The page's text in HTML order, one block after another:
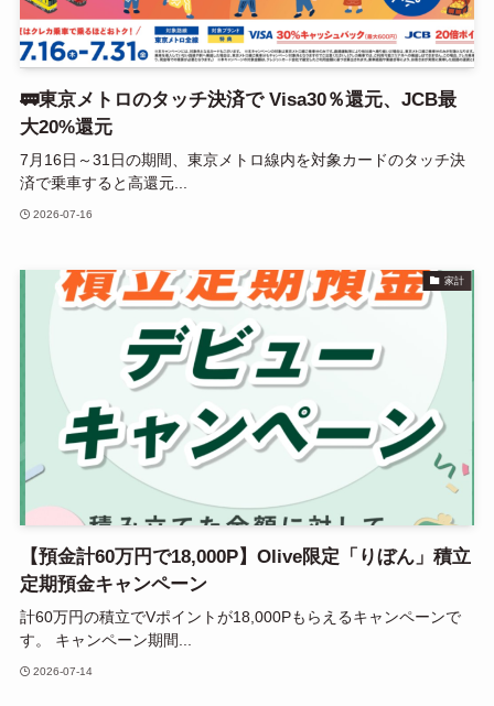
🚃東京メトロのタッチ決済で Visa30％還元、JCB最
大20%還元
7月16日～31日の期間、東京メトロ線内を対象カードのタッチ決
済で乗車すると高還元...
2026-07-16
家計
【預金計60万円で18,000P】Olive限定「りぼん」積立
定期預金キャンペーン
計60万円の積立でVポイントが18,000Pもらえるキャンペーンで
す。 キャンペーン期間...
2026-07-14